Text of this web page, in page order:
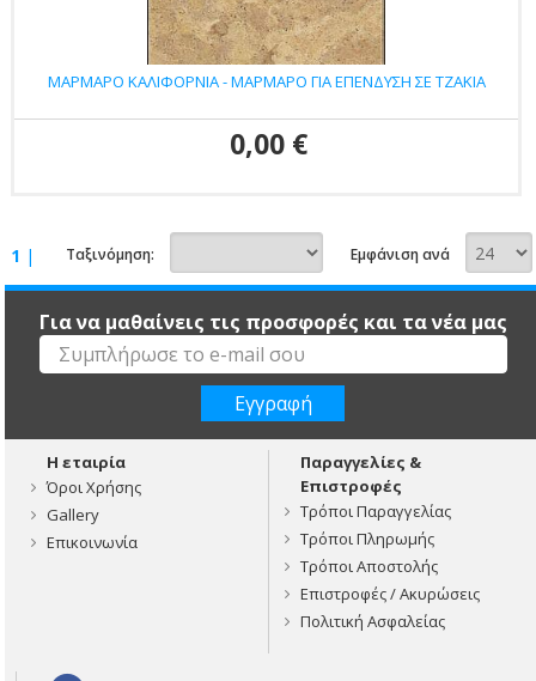
ΜΑΡΜΑΡΟ ΚΑΛΙΦΟΡΝΙΑ - ΜΑΡΜΑΡΟ ΓΙΑ ΕΠΕΝΔΥΣΗ ΣΕ ΤΖΑΚΙΑ
0,00 €
1 | Εμφάνιση ανά
Ταξινόμηση:
Για να μαθαίνεις τις προσφορές και τα νέα μας
Η εταιρία
Όροι Χρήσης
Gallery
Επικοινωνία
Παραγγελίες &
Επιστροφές
Τρόποι Παραγγελίας
Τρόποι Πληρωμής
Τρόποι Αποστολής
Επιστροφές / Ακυρώσεις
Πολιτική Ασφαλείας